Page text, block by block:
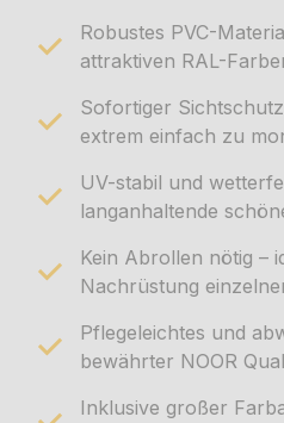
Robustes PVC-
attraktiven RAL-
Sofortiger
extrem einfach zu
UV-stabil und
langanhaltende
Kein Abrollen nötig –
Nachrüstung
Pflegeleichtes und
bewährter NOOR
Inklusive großer